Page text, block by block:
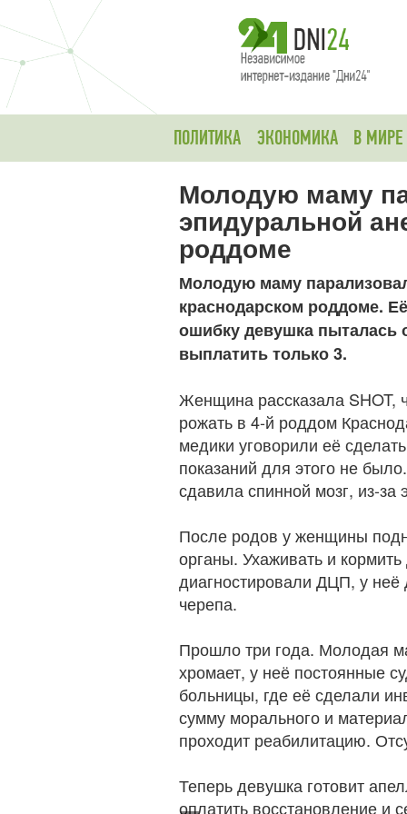
ПОЛИТИКА ЭКОНОМИКА В МИРЕ
Молодую маму
эпидуральной
роддоме
Молодую маму
краснодарском роддоме.
ошибку девушка пыталась
выплатить только 3.
Женщина рассказала SHOT,
рожать в 4-й роддом
медики уговорили её
показаний для этого не
сдавила спинной мозг, из-за
После родов у женщины
органы. Ухаживать и
диагностировали ДЦП, у
черепа.
Прошло три года. Молодая
хромает, у неё постоянные
больницы, где её сделали
сумму морального и
проходит реабилитацию.
Теперь девушка готовит
оплатить восстановление и